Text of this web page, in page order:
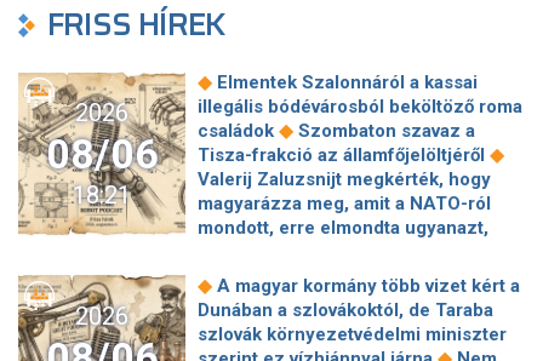
FRISS HÍREK
2026
08/06
18:21
◆ Elmentek Szalonnáról a kassai
illegális bódévárosból beköltöző roma
családok ◆ Szombaton szavaz a
Tisza-frakció az államfőjelöltjéről ◆
Valerij Zaluzsnijt megkérték, hogy
magyarázza meg, amit a NATO-ról
mondott, erre elmondta ugyanazt,
kötött szerződéseket a HM cége a
Lounge Eventtel, a miniszter
feljelentést tett
◆Orbán Anita
megkérte a szlovák kormányt, hogy
2026
◆ A magyar kormány több vizet kért a
Dunában a szlovákoktól, de Taraba
szlovák környezetvédelmi miniszter